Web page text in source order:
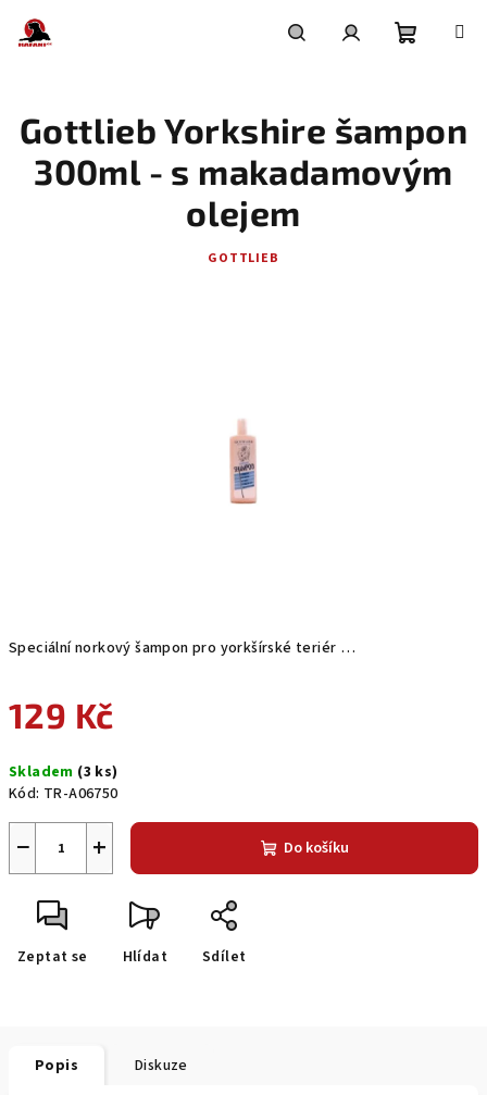
obsah
košík
Speciální norkový šampon pro yorkšírské teriér …
129 Kč
cena:
Skladem (3 ks)
Kód: TR-A06750
+
− Do košíku
Zeptat se Hlídat Sdílet
Gottlieb Yorkshire šampon
300ml - s makadamovým
olejem
GOTTLIEB
Popis Diskuze